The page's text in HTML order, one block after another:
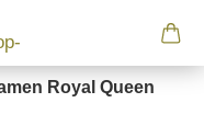
Royal Queen